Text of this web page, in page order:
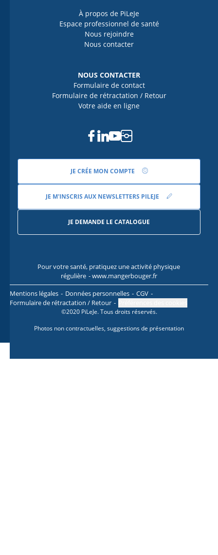
À propos de PiLeJe
Espace professionnel de santé
Nous rejoindre
Nous contacter
NOUS CONTACTER
Formulaire de contact
Formulaire de rétractation / Retour
Votre aide en ligne
Facebook
Linkedin
Youtube
Instagram
JE CRÉE MON COMPTE
JE M'INSCRIS AUX NEWSLETTERS PILEJE
JE DEMANDE LE CATALOGUE
Pour votre santé, pratiquez une activité physique
régulière - www.mangerbouger.fr
Mentions légales
Données personnelles
CGV
Formulaire de rétractation / Retour
©2020 PiLeJe. Tous droits réservés.
Photos non contractuelles, suggestions de présentation